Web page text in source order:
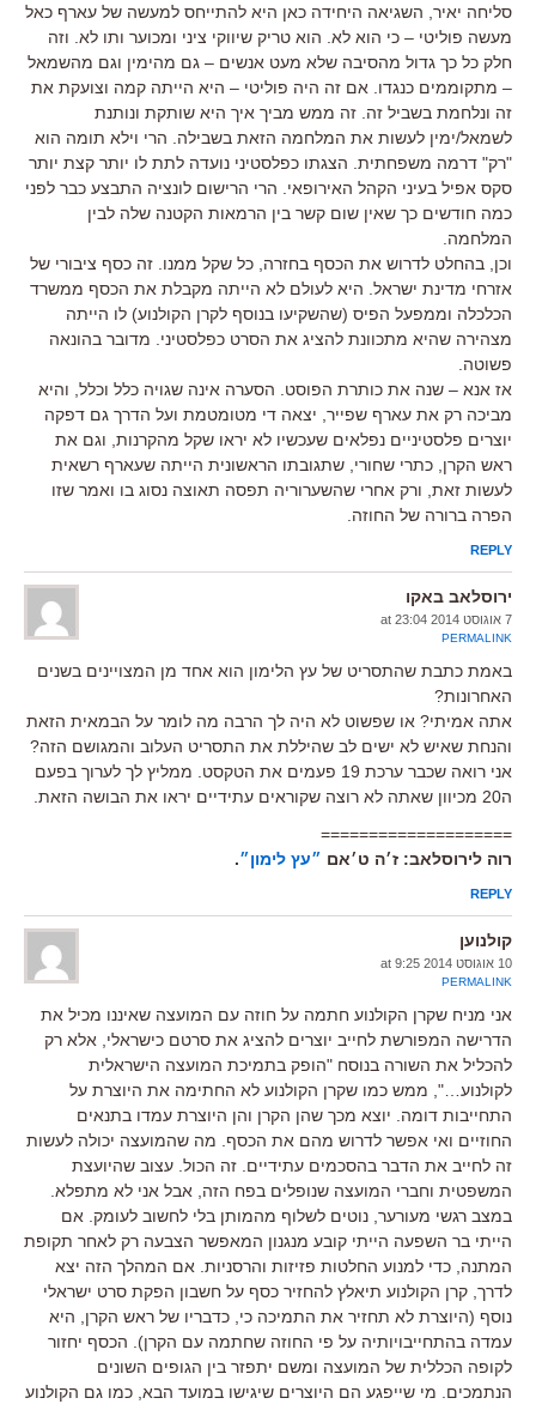
סליחה יאיר, השגיאה היחידה כאן היא להתייחס למעשה של עארף כאל
מעשה פוליטי – כי הוא לא. הוא טריק שיווקי ציני ומכוער ותו לא. וזה
חלק כל כך גדול מהסיבה שלא מעט אנשים – גם מהימין וגם מהשמאל
– מתקוממים כנגדו. אם זה היה פוליטי – היא הייתה קמה וצועקת את
זה ונלחמת בשביל זה. זה ממש מביך איך היא שותקת ונותנת
לשמאל/ימין לעשות את המלחמה הזאת בשבילה. הרי וילא תומה הוא
"רק" דרמה משפחתית. הצגתו כפלסטיני נועדה לתת לו יותר קצת יותר
סקס אפיל בעיני הקהל האירופאי. הרי הרישום לונציה התבצע כבר לפני
כמה חודשים כך שאין שום קשר בין הרמאות הקטנה שלה לבין
המלחמה.
וכן, בהחלט לדרוש את הכסף בחזרה, כל שקל ממנו. זה כסף ציבורי של
אזרחי מדינת ישראל. היא לעולם לא הייתה מקבלת את הכסף ממשרד
הכלכלה וממפעל הפיס (שהשקיעו בנוסף לקרן הקולנוע) לו הייתה
מצהירה שהיא מתכוונת להציג את הסרט כפלסטיני. מדובר בהונאה
פשוטה.
אז אנא – שנה את כותרת הפוסט. הסערה אינה שגויה כלל וכלל, והיא
מביכה רק את עארף שפייר, יצאה די מטומטמת ועל הדרך גם דפקה
יוצרים פלסטיניים נפלאים שעכשיו לא יראו שקל מהקרנות, וגם את
ראש הקרן, כתרי שחורי, שתגובתו הראשונית הייתה שעארף רשאית
לעשות זאת, ורק אחרי שהשערוריה תפסה תאוצה נסוג בו ואמר שזו
הפרה ברורה של החוזה.
REPLY
ירוסלאב באקו
7 אוגוסט 2014 at 23:04
PERMALINK
באמת כתבת שהתסריט של עץ הלימון הוא אחד מן המצויינים בשנים
האחרונות?
אתה אמיתי? או שפשוט לא היה לך הרבה מה לומר על הבמאית הזאת
והנחת שאיש לא ישים לב שהיללת את התסריט העלוב והמגושם הזה?
אני רואה שכבר ערכת 19 פעמים את הטקסט. ממליץ לך לערוך בפעם
ה20 מכיוון שאתה לא רוצה שקוראים עתידיים יראו את הבושה הזאת.
====================
רוה לירוסלאב: ז׳ה ט׳אם ״עץ לימון״.
REPLY
קולנוען
10 אוגוסט 2014 at 9:25
PERMALINK
אני מניח שקרן הקולנוע חתמה על חוזה עם המועצה שאיננו מכיל את
הדרישה המפורשת לחייב יוצרים להציג את סרטם כישראלי, אלא רק
להכליל את השורה בנוסח "הופק בתמיכת המועצה הישראלית
לקולנוע…", ממש כמו שקרן הקולנוע לא החתימה את היוצרת על
התחייבות דומה. יוצא מכך שהן הקרן והן היוצרת עמדו בתנאים
החוזיים ואי אפשר לדרוש מהם את הכסף. מה שהמועצה יכולה לעשות
זה לחייב את הדבר בהסכמים עתידיים. זה הכול. עצוב שהיועצת
המשפטית וחברי המועצה שנופלים בפח הזה, אבל אני לא מתפלא.
במצב רגשי מעורער, נוטים לשלוף מהמותן בלי לחשוב לעומק. אם
הייתי בר השפעה הייתי קובע מנגנון המאפשר הצבעה רק לאחר תקופת
המתנה, כדי למנוע החלטות פזיזות והרסניות. אם המהלך הזה יצא
לדרך, קרן הקולנוע תיאלץ להחזיר כסף על חשבון הפקת סרט ישראלי
נוסף (היוצרת לא תחזיר את התמיכה כי, כדבריו של ראש הקרן, היא
עמדה בהתחייבויותיה על פי החוזה שחתמה עם הקרן). הכסף יחזור
לקופה הכללית של המועצה ומשם יתפזר בין הגופים השונים
הנתמכים. מי שייפגע הם היוצרים שיגישו במועד הבא, כמו גם הקולנוע